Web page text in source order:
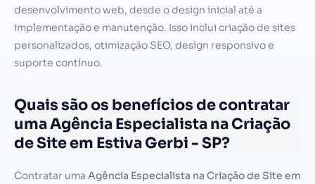
desenvolvimento web, desde o design inicial até a
implementação e manutenção. Isso inclui criação de sites
personalizados, otimização SEO, design responsivo e
suporte contínuo.
Quais são os benefícios de contratar
uma Agência Especialista na Criação
de Site em Estiva Gerbi - SP?
Contratar uma Agência Especialista na Criação de Site em